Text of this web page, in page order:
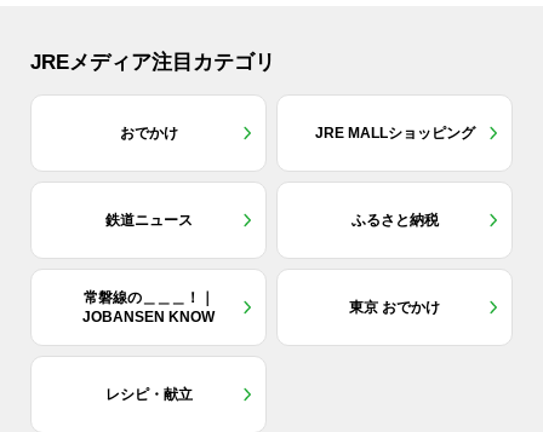
JREメディア注目カテゴリ
おでかけ JRE MALLショッピング
鉄道ニュース ふるさと納税
常磐線の＿＿＿！｜
JOBANSEN KNOW
東京 おでかけ
レシピ・献立